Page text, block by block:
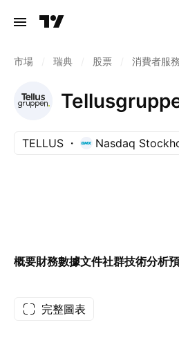
市場 瑞典 股票 消費者服務
TELLUS Nasdaq
概要財務數據文件社群技術分析
完整圖表